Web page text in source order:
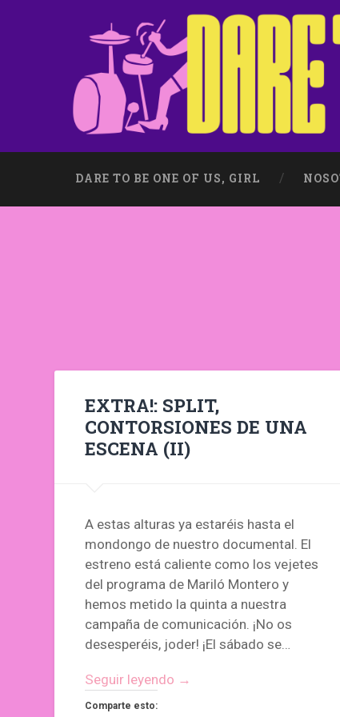
DARE TO BE ONE OF US, GIRL
EXTRA!: SPLIT,
CONTORSIONES DE UNA
ESCENA (II)
A estas alturas ya estaréis hasta el
mondongo de nuestro documental. El
estreno está caliente como los vejetes
del programa de Mariló Montero y
hemos metido la quinta a nuestra
campaña de comunicación. ¡No os
desesperéis, joder! ¡El sábado se…
Seguir leyendo →
Comparte esto: